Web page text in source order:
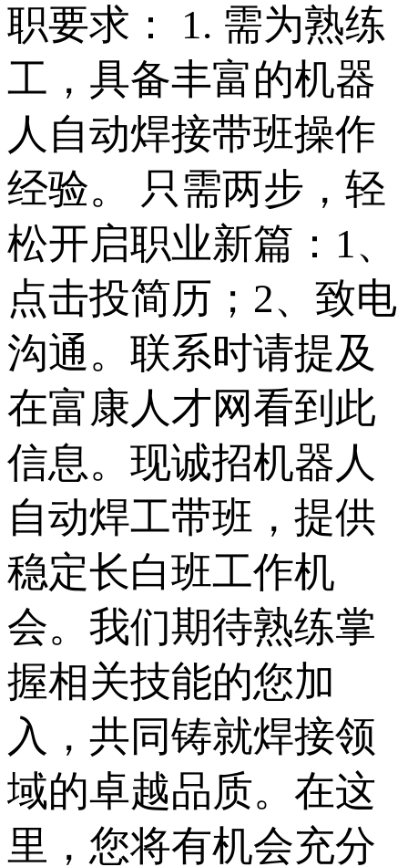
职要求： 1. 需为熟练
工，具备丰富的机器
人自动焊接带班操作
经验。 只需两步，轻
松开启职业新篇：1、
点击投简历；2、致电
沟通。联系时请提及
在富康人才网看到此
信息。现诚招机器人
自动焊工带班，提供
稳定长白班工作机
会。我们期待熟练掌
握相关技能的您加
入，共同铸就焊接领
域的卓越品质。在这
里，您将有机会充分